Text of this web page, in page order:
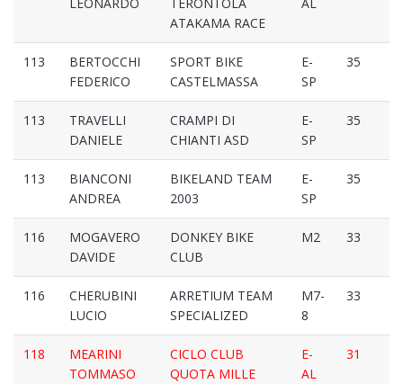
LEONARDO
TERONTOLA
ATAKAMA RACE
AL
113
BERTOCCHI
FEDERICO
SPORT BIKE
CASTELMASSA
E-
SP
35
113
TRAVELLI
DANIELE
CRAMPI DI
CHIANTI ASD
E-
SP
35
113
BIANCONI
ANDREA
BIKELAND TEAM
2003
E-
SP
35
116
MOGAVERO
DAVIDE
DONKEY BIKE
CLUB
M2 33
116
CHERUBINI
LUCIO
ARRETIUM TEAM
SPECIALIZED
M7-
8
33
118
MEARINI
TOMMASO
CICLO CLUB
QUOTA MILLE
E-
AL
31